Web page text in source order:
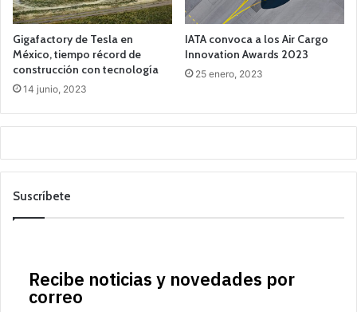
Gigafactory de Tesla en
México, tiempo récord de
construcción con tecnología
14 junio, 2023
IATA convoca a los Air Cargo
Innovation Awards 2023
25 enero, 2023
Suscríbete
Recibe noticias y novedades por
correo